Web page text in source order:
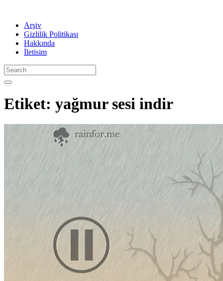
Arşiv
Gizlilik Politikası
Hakkında
İletisim
Etiket: yağmur sesi indir